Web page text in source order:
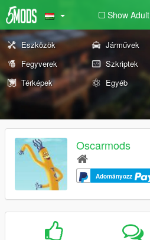
Show Adult
Eszközök Járművek
Fegyverek
Szkriptek
Térképek
Egyéb
Oscarmods
Adományozz